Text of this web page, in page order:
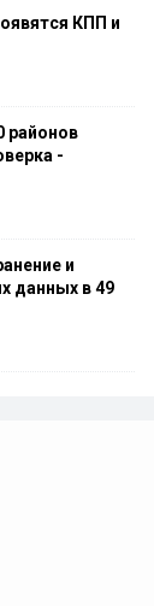
КПП и
районов
-
и
данных в 49